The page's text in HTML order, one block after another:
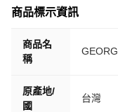
商品標示資訊
商品名
稱
原產地/
國
台灣